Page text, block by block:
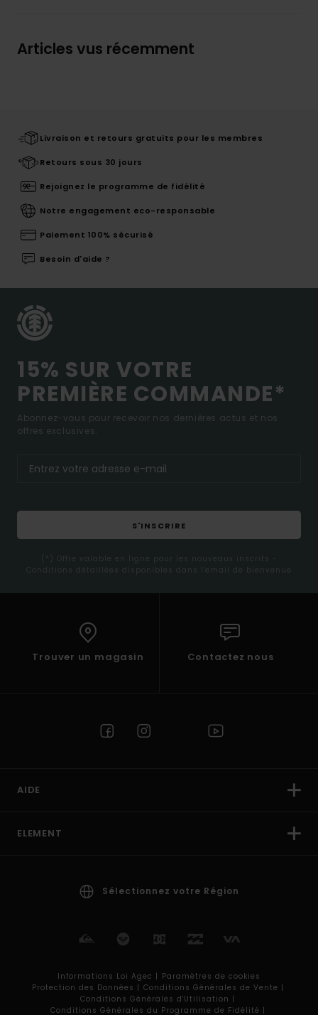
Articles vus récemment
Livraison et retours gratuits pour les membres
Retours sous 30 jours
Rejoignez le programme de fidélité
Notre engagement eco-responsable
Paiement 100% sécurisé
Besoin d'aide ?
15% SUR VOTRE
PREMIÈRE COMMANDE*
Abonnez-vous pour recevoir nos dernières actus et nos
offres exclusives.
S'INSCRIRE
(*) Offre valable en ligne pour les nouveaux inscrits -
Conditions détaillées disponibles dans l'email de bienvenue
Trouver un magasin Contactez nous
AIDE
ELEMENT
Sélectionnez votre Région
Informations Loi Agec | Paramètres de cookies
Protection des Données | Conditions Générales de Vente |
Conditions Générales d'Utilisation |
Conditions Générales du Programme de Fidélité |